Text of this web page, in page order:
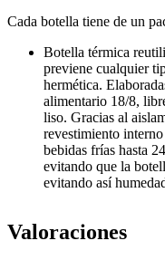
Cada botella tiene de un
Botella térmica
previene cualquier
hermética.
alimentario 18/8,
liso. Gracias al
revestimiento
bebidas frías hasta
evitando que la
evitando así
Valoraciones